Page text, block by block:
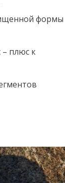
формы
плюс к